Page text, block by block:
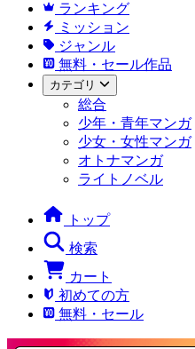
ランキング
ミッション
ジャンル
無料・セール作品
カテゴリ
総合
少年・青年マンガ
少女・女性マンガ
オトナマンガ
ライトノベル
トップ
検索
カート
初めての方
無料・セール